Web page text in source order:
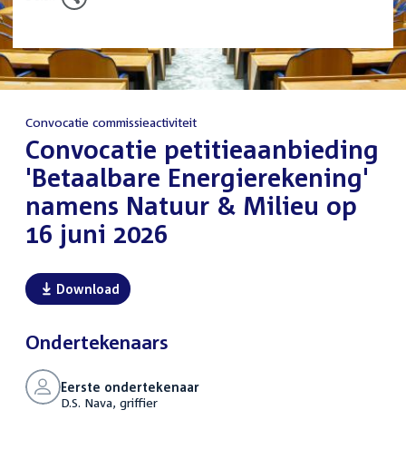
Convocatie commissieactiviteit
:Convocatie petitieaanbieding
'Betaalbare Energierekening'
namens Natuur & Milieu op
16 juni 2026
Download
Ondertekenaars
Eerste ondertekenaar
D.S. Nava, griffier